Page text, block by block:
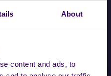
About
content and ads, to